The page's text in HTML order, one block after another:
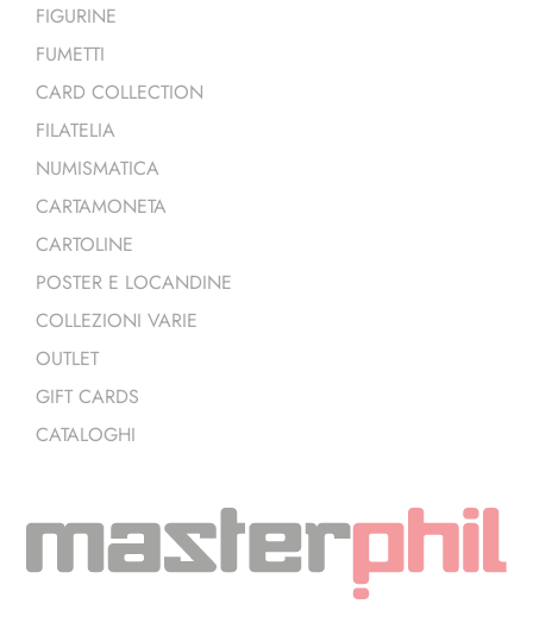
FIGURINE
FUMETTI
CARD COLLECTION
FILATELIA
NUMISMATICA
CARTAMONETA
CARTOLINE
POSTER E LOCANDINE
COLLEZIONI VARIE
OUTLET
GIFT CARDS
CATALOGHI